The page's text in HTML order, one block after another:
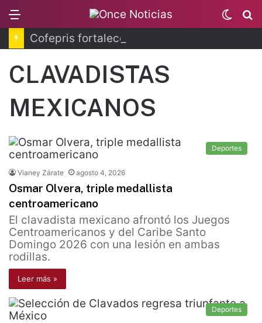
Switch
skin
CLAVADISTAS
MEXICANOS
Deportes
Vianey Zárate agosto 4, 2026
Osmar Olvera, triple medallista
centroamericano
El clavadista mexicano afrontó los Juegos
Centroamericanos y del Caribe Santo
Domingo 2026 con una lesión en ambas
rodillas.
Leer más »
Deportes